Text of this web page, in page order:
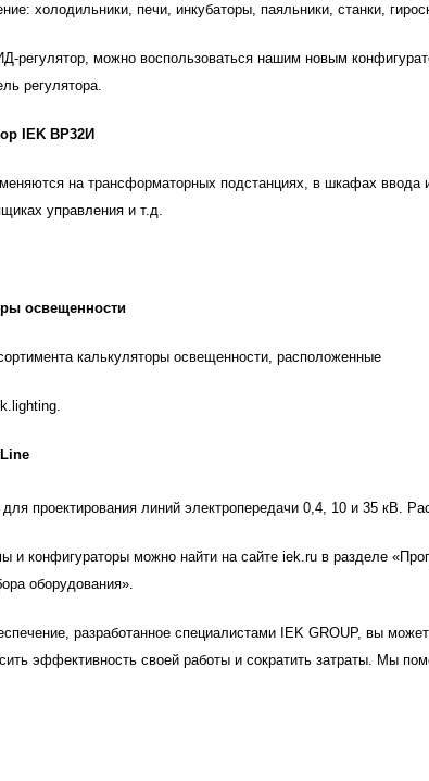
холодильники, печи, инкубаторы, паяльники, станки,
регулятор, можно воспользоваться нашим новым
регулятора.
IEK ВР32И
на трансформаторных подстанциях, в шкафах ввода
управления и т.д.
освещенности
калькуляторы освещенности, расположенные
.
проектирования линий электропередачи 0,4, 10 и 35 кВ.
и конфигураторы можно найти на сайте iek.ru в разделе
оборудования».
разработанное специалистами IEK GROUP, вы
эффективность своей работы и сократить затраты. Мы